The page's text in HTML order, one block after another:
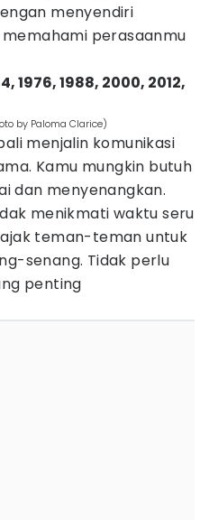
menyendiri
perasaanmu
1976, 1988, 2000, 2012,
by Paloma Clarice)
menjalin komunikasi
Kamu mungkin butuh
dan menyenangkan.
menikmati waktu seru
teman-teman untuk
senang. Tidak perlu
penting